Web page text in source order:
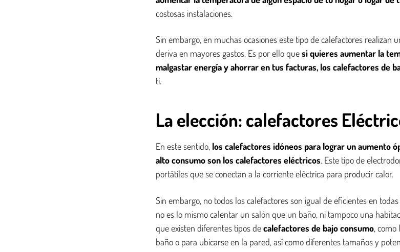
costosas instalaciones.
Sin embargo, en muchas ocasiones este tipo de calefactores realizan
deriva en mayores gastos. Es por ello quesi quieres aumentar la
malgastar energía y ahorrar en tus facturas, los calefactores de
ti.
La elección: calefactores
En este sentido, los calefactores idóneos para lograr un aumento
alto consumo son los calefactores eléctricos. Este tipo de
portátiles que se conectan a la corriente eléctrica para producir calor.
Sin embargo, no todos los calefactores son igual de eficientes en
no es lo mismo calentar un salón que un baño, ni tampoco una
que existen diferentes tipos decalefactores de bajo consumo, como
baño o para ubicarse en la pared, así como diferentes tamaños y